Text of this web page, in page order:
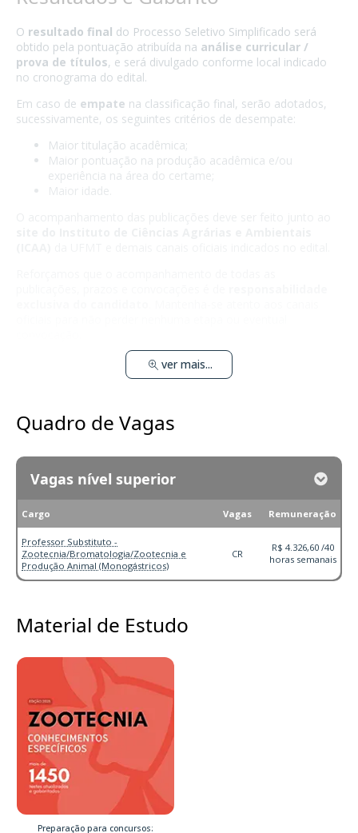
O resultado final do Processo Seletivo Simplificado será
obtido pela pontuação atribuída na análise curricular /
prova de títulos, e será divulgado conforme local indicado
no cronograma do edital.
Em caso de empate na classificação final, serão adotados,
sucessivamente, os seguintes critérios de desempate:
Maior titulação acadêmica;
Maior pontuação na produção acadêmica e/ou
experiência na área do certame;
Maior idade.
ver mais...
Quadro de Vagas
Vagas nível superior
Cargo Vagas Remuneração
Professor Substituto -
Zootecnia/Bromatologia/Zootecnia e
Produção Animal (Monogástricos)
CR
R$ 4.326,60 /40
horas semanais
Material de Estudo
Preparação para concursos: